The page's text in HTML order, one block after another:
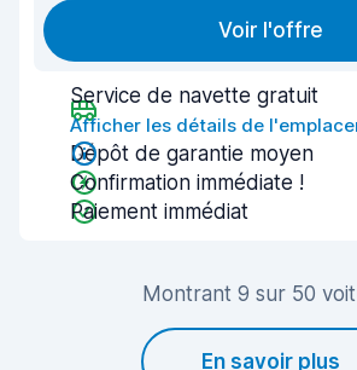
Voir l'offre
Service de navette gratuit
Afficher les détails de
Dépôt de garantie moyen
Confirmation immédiate !
Paiement immédiat
Montrant 9 sur 50
En savoir plus